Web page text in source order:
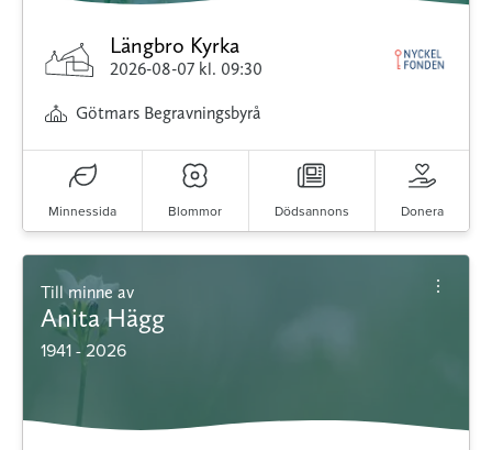
Längbro Kyrka
2026-08-07 kl. 09:30
Götmars Begravningsbyrå
Minnessida Blommor Dödsannons Donera
Till minne av
Anita Hägg
1941 - 2026